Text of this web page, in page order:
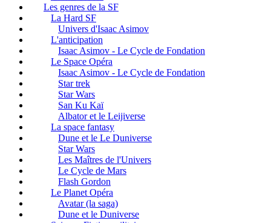
Les genres de la SF
La Hard SF
Univers d'Isaac Asimov
L'anticipation
Isaac Asimov - Le Cycle de Fondation
Le Space Opéra
Isaac Asimov - Le Cycle de Fondation
Star trek
Star Wars
San Ku Kaï
Albator et le Leijiverse
La space fantasy
Dune et le Le Duniverse
Star Wars
Les Maîtres de l'Univers
Le Cycle de Mars
Flash Gordon
Le Planet Opéra
Avatar (la saga)
Dune et le Duniverse